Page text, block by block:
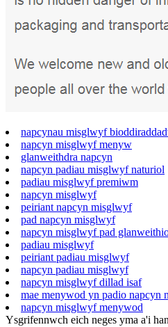
napcynau misglwyf
napcyn misglwyf menyw
glanweithdra napcyn
napcyn padiau misglwyf naturiol
padiau misglwyf premiwm
napcyn misglwyf
peiriant napcyn misglwyf
pad napcyn misglwyf
napcyn misglwyf pad
padiau misglwyf
peiriant padiau misglwyf
napcyn padiau misglwyf
napcyn misglwyf dillad isaf
mae menywod yn padio napcyn
napcyn misglwyf menywod
Ysgrifennwch eich neges yma a'i